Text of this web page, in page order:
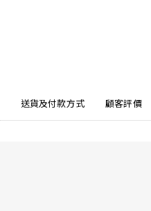
送貨及付款方式 顧客評價